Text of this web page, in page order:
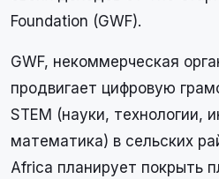
Foundation (GWF).
GWF, некоммерческая
продвигает цифровую
STEM (науки, технологии,
математика) в сельских
Africa планирует покрыть